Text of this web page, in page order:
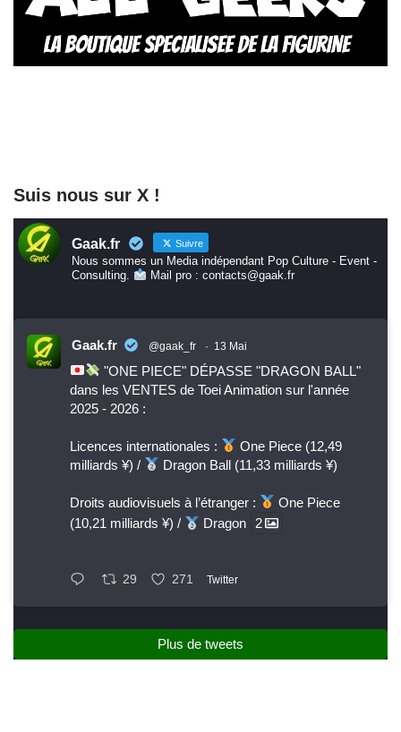
Suis nous sur X !
Gaak.fr Suivre
Nous sommes un Media indépendant Pop Culture - Event -
Consulting.
Mail pro : contacts@gaak.fr
Gaak.fr @gaak_fr · 13 Mai
"ONE PIECE" DÉPASSE "DRAGON BALL"
dans les VENTES de Toei Animation sur l'année
2025 - 2026 :
Licences internationales :
One Piece (12,49
milliards ¥) /
Dragon Ball (11,33 milliards ¥)
Droits audiovisuels à l’étranger :
One Piece
(10,21 milliards ¥) /
Dragon 2
29 271 Twitter
Plus de tweets